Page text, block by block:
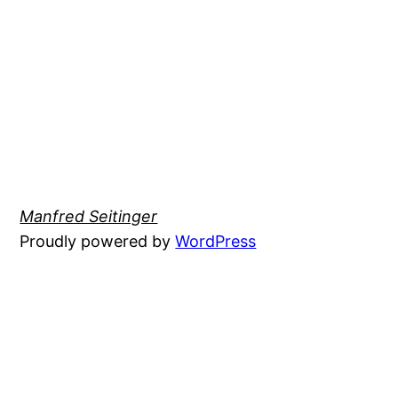
Manfred Seitinger
Proudly powered byWordPress